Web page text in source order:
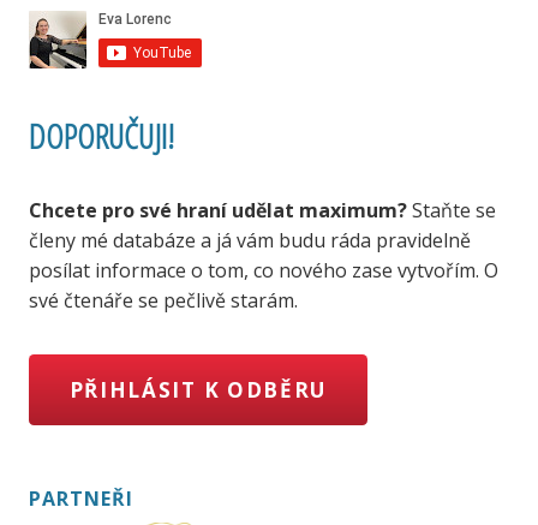
DOPORUČUJI!
Chcete pro své hraní udělat maximum?Staňte se
členy mé databáze a já vám budu ráda pravidelně
posílat informace o tom, co nového zase vytvořím. O
své čtenáře se pečlivě starám.
PŘIHLÁSIT K ODBĚRU
PARTNEŘI